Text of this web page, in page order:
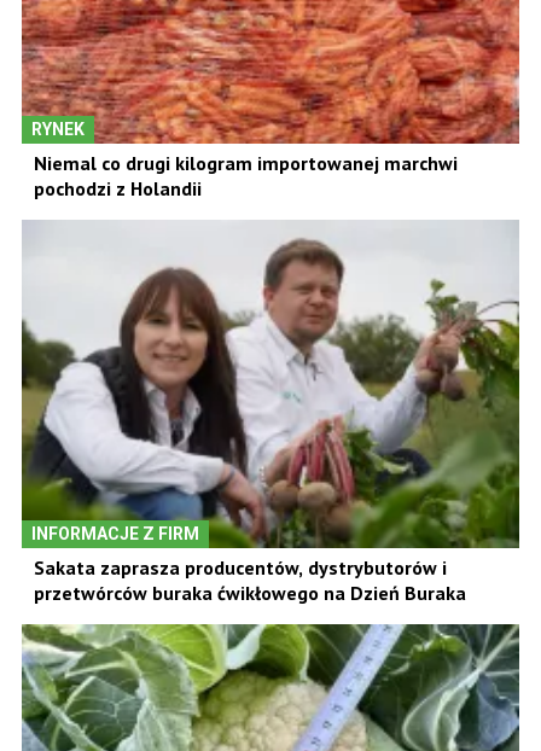
RYNEK
Niemal co drugi kilogram importowanej marchwi
pochodzi z Holandii
INFORMACJE Z FIRM
Sakata zaprasza producentów, dystrybutorów i
przetwórców buraka ćwikłowego na Dzień Buraka